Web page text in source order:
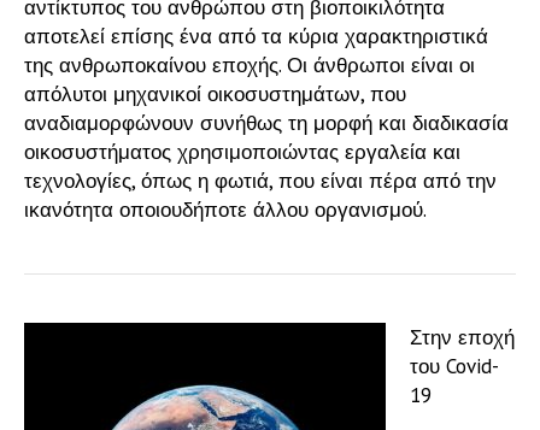
αντίκτυπος του ανθρώπου στη βιοποικιλότητα
αποτελεί επίσης ένα από τα κύρια χαρακτηριστικά
της ανθρωποκαίνου εποχής. Οι άνθρωποι είναι οι
απόλυτοι μηχανικοί οικοσυστημάτων, που
αναδιαμορφώνουν συνήθως τη μορφή και διαδικασία
οικοσυστήματος χρησιμοποιώντας εργαλεία και
τεχνολογίες, όπως η φωτιά, που είναι πέρα ​​από την
ικανότητα οποιουδήποτε άλλου οργανισμού.
Στην εποχή
του Covid-
19